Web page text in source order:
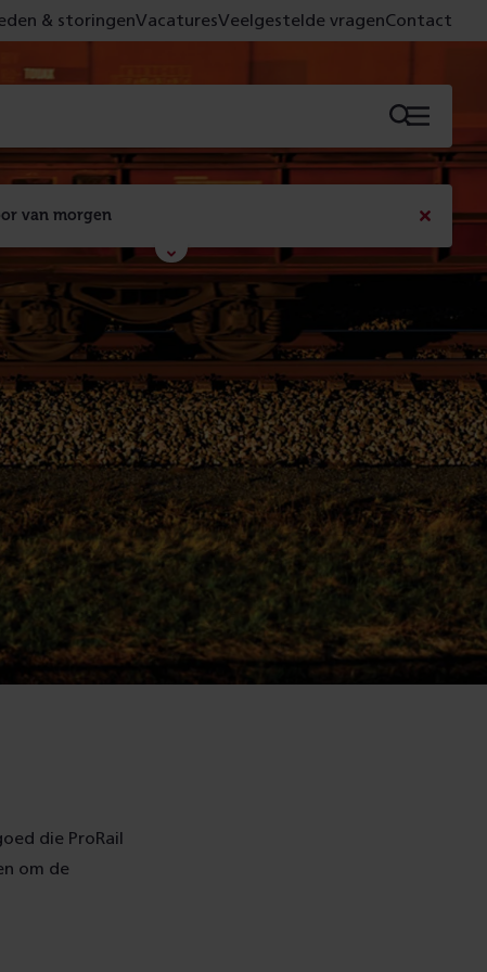
van morgen
Met de campagne 'Voor 't spoor naar morgen' laten
we zien wat er vandaag gebeurt en wat dat -
figuurlijk gezien - morgen oplevert.
Lees meer
sluiten
& storingenVacaturesVeelgestelde vragenContact
Menu
die ProRail
om de